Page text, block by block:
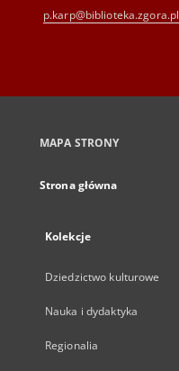
p.karp@biblioteka.zgora.pl
MAPA STRONY
Strona główna
Kolekcje
Dziedzictwo kulturowe
Nauka i dydaktyka
Regionalia